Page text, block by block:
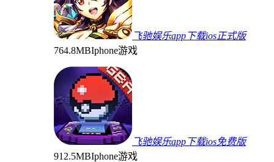
飞驰娱乐app下载ios正式版
764.8MBIphone游戏
飞驰娱乐app下载ios免费版
912.5MBIphone游戏